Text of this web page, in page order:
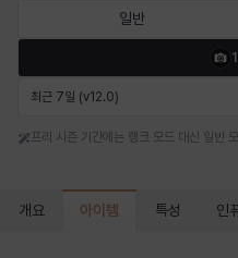
바바라 버니스 블레어
일반
최근 7일 (v12.0)
프리 시즌 기간에는 랭크 모드 대신 일반
개요 아이템 특성 인